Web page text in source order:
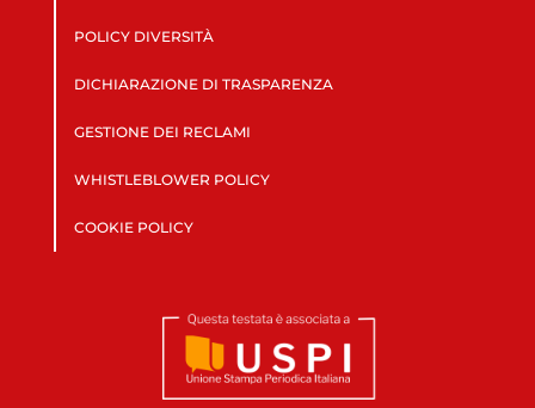
POLICY DIVERSITÀ
DICHIARAZIONE DI TRASPARENZA
GESTIONE DEI RECLAMI
WHISTLEBLOWER POLICY
COOKIE POLICY